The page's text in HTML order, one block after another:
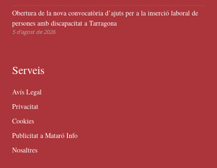
Obertura de la nova convocatòria d’ajuts per a la inserció laboral de
persones amb discapacitat a Tarragona
5 d'agost de 2026
Serveis
Avís Legal
Privacitat
Cookies
Publicitat a Mataró Info
Nosaltres